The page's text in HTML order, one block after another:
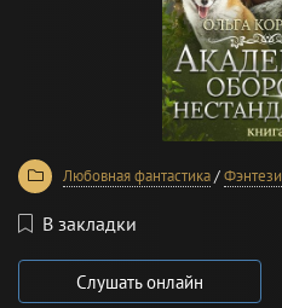
Любовная фантастика/Фэнтези
В закладки
Слушать онлайн